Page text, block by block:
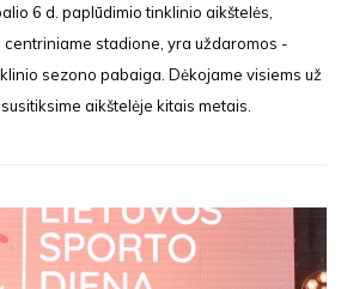
6 d. paplūdimio tinklinio aikštelės,
centriniame stadione, yra uždaromos -
sezono pabaiga. Dėkojame visiems už
aikštelėje kitais metais.